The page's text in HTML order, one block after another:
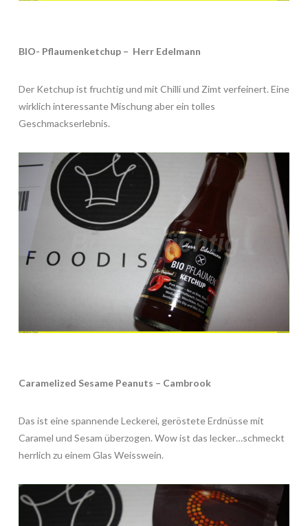
BIO- Pflaumenketchup – Herr Edelmann
Der Ketchup ist fruchtig und mit Chilli und Zimt verfeinert. Eine
wirklich interessante Mischung aber ein tolles
Geschmackserlebnis.
Caramelized Sesame Peanuts – Cambrook
Das ist eine spannende Leckerei, geröstete Erdnüsse mit
Caramel und Sesam überzogen. Wow ist das lecker…schmeckt
herrlich zu einem Glas Weisswein.